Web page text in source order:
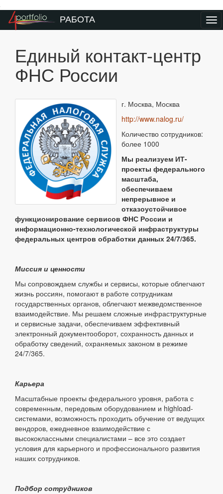
Преейти на главное меню
РАБОТА
Единый контакт-центр
ФНС России
г. Москва, Москва
http://www.nalog.ru/
Количество сотрудников:
более 1000
Мы реализуем ИТ-
проекты федерального
масштаба,
обеспечиваем
непрерывное и
отказоустойчивое
функционирование сервисов ФНС России и
информационно-технологической инфраструктуры
федеральных центров обработки данных 24/7/365.
Миссия и ценности
Мы сопровождаем службы и сервисы, которые облегчают
жизнь россиян, помогают в работе сотрудникам
государственных органов, облегчают межведомственное
взаимодействие. Мы решаем сложные инфраструктурные
и сервисные задачи, обеспечиваем эффективный
электронный документооборот, сохранность данных и
обработку сведений, охраняемых законом в режиме
24/7/365.
Карьера
Масштабные проекты федерального уровня, работа с
современным, передовым оборудованием и highload-
системами, возможность проходить обучение от ведущих
вендоров, ежедневное взаимодействие с
высококлассными специалистами – все это создает
условия для карьерного и профессионального развития
наших сотрудников.
Подбор сотрудников